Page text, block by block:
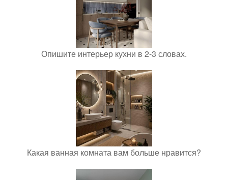
Опишите интерьер кухни в 2-3 словах.
Какая ванная комната вам больше нравится?